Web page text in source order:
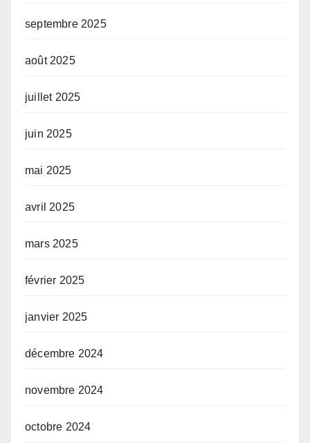
septembre 2025
août 2025
juillet 2025
juin 2025
mai 2025
avril 2025
mars 2025
février 2025
janvier 2025
décembre 2024
novembre 2024
octobre 2024